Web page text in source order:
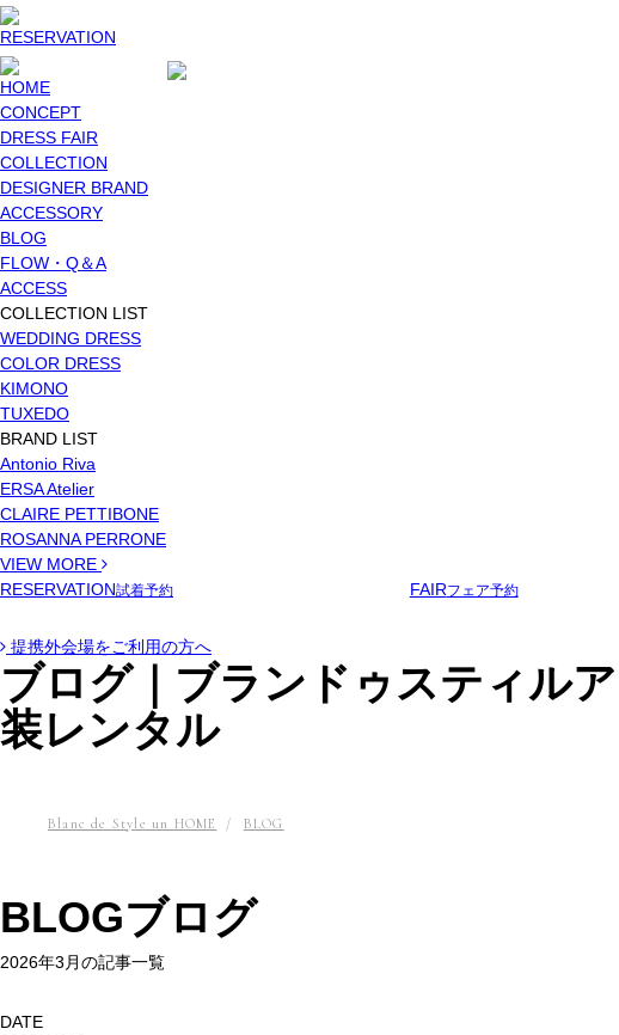
RESERVATION
HOME
CONCEPT
DRESS FAIR
COLLECTION
DESIGNER BRAND
ACCESSORY
BLOG
FLOW・Q＆A
ACCESS
COLLECTION LIST
WEDDING DRESS
COLOR DRESS
KIMONO
TUXEDO
BRAND LIST
Antonio Riva
ERSA Atelier
CLAIRE PETTIBONE
ROSANNA PERRONE
VIEW MORE
RESERVATION試着予約 FAIRフェア予約
提携外会場をご利用の方へ
ブログ｜ブランドゥスティル
装レンタル
Blanc de Style un HOME BLOG
BLOGブログ
2026年3月の記事一覧
DATE